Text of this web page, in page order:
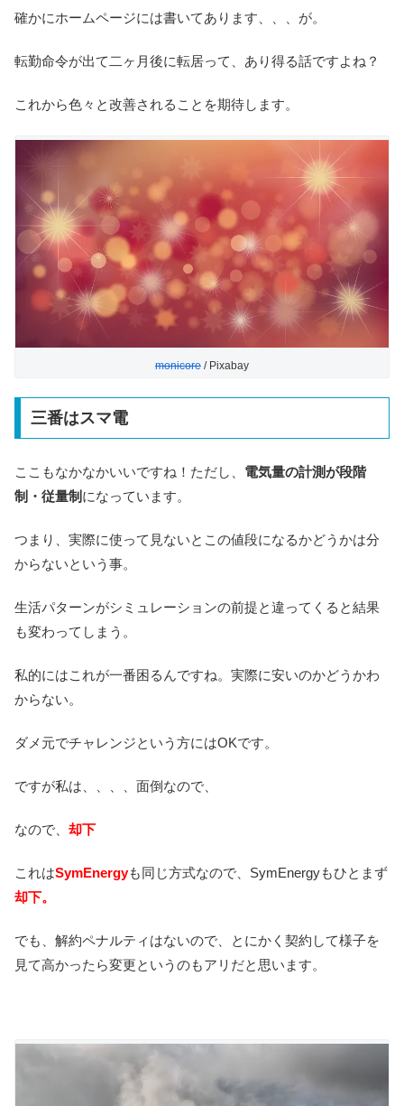
確かにホームページには書いてあります、、、が。
転勤命令が出て二ヶ月後に転居って、あり得る話ですよね？
これから色々と改善されることを期待します。
monicore / Pixabay
三番はスマ電
ここもなかなかいいですね！ただし、 電気量の計測が段階
制・従量制 になっています。
つまり、実際に使って見ないとこの値段になるかどうかは分
からないという事。
生活パターンがシミュレーションの前提と違ってくると結果
も変わってしまう。
私的にはこれが一番困るんですね。実際に安いのかどうかわ
からない。
ダメ元でチャレンジという方にはOKです。
ですが私は、、、、面倒なので、
なので、 却下
これはSymEnergyも同じ方式なので、SymEnergyもひとまず
却下。
でも、解約ペナルティはないので、とにかく契約して様子を
見て高かったら変更というのもアリだと思います。